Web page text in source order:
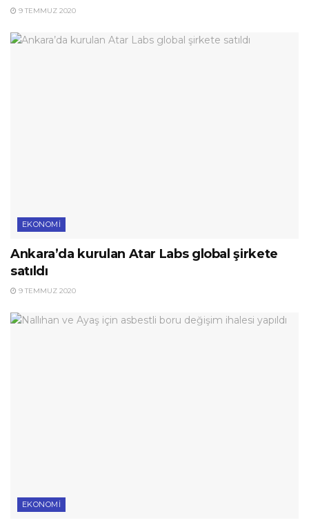
9 TEMMUZ 2020
EKONOMI
Ankara’da kurulan Atar Labs global şirkete
satıldı
9 TEMMUZ 2020
EKONOMI